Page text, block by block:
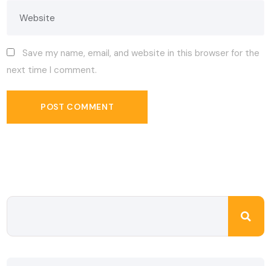
Save my name, email, and website in this browser for the
next time I comment.